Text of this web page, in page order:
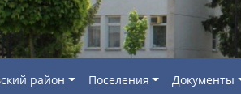
район Поселения Документы